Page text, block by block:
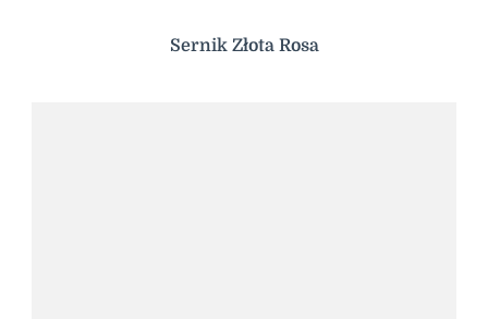
Sernik Złota Rosa